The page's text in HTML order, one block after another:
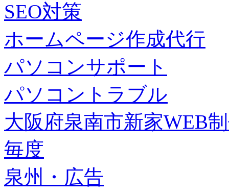
SEO対策
ホームページ作成代行
パソコンサポート
パソコントラブル
大阪府泉南市新家WEB
毎度
泉州・広告